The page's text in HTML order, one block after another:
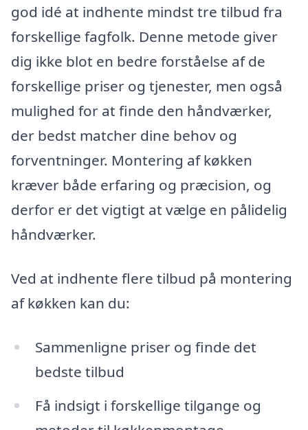
god idé at indhente mindst tre tilbud fra
forskellige fagfolk. Denne metode giver
dig ikke blot en bedre forståelse af de
forskellige priser og tjenester, men også
mulighed for at finde den håndværker,
der bedst matcher dine behov og
forventninger. Montering af køkken
kræver både erfaring og præcision, og
derfor er det vigtigt at vælge en pålidelig
håndværker.
Ved at indhente flere tilbud på montering
af køkken kan du:
Sammenligne priser og finde det
bedste tilbud
Få indsigt i forskellige tilgange og